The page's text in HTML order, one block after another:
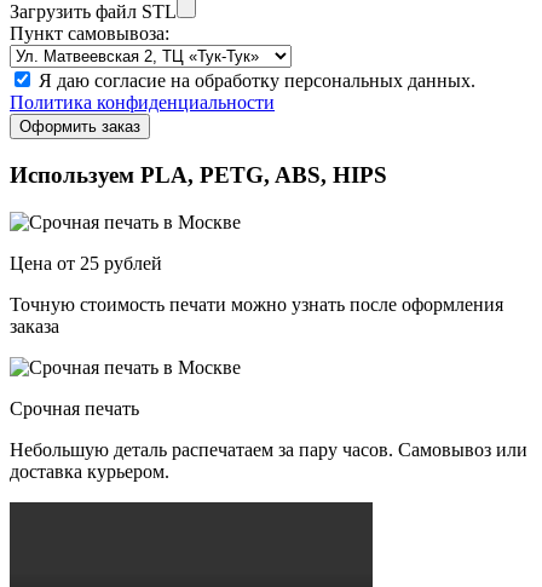
Загрузить файл STL
Пункт самовывоза:
Я даю согласие на обработку персональных данных.
Политика конфиденциальности
Оформить заказ
Используем PLA, PETG, ABS, HIPS
Цена от 25 рублей
Точную стоимость печати можно узнать после оформления
заказа
Срочная печать
Небольшую деталь распечатаем за пару часов. Самовывоз или
доставка курьером.